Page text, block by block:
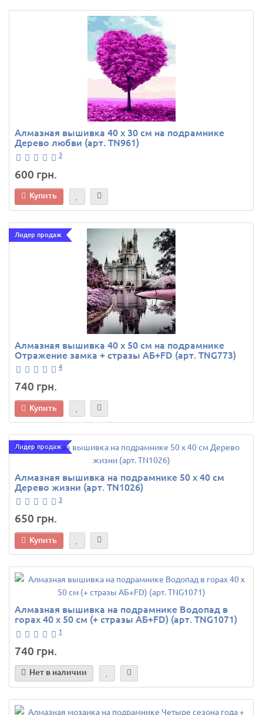
Алмазная вышивка 40 х 30 см на подрамнике
Дерево любви (арт. TN961)
3
600 грн.
Купить
Лидер продаж
Алмазная вышивка 40 х 50 см на подрамнике
Отражение замка + стразы АБ+FD (арт. TNG773)
4
740 грн.
Купить
Лидер продаж
Алмазная вышивка на подрамнике 50 х 40 см
Дерево жизни (арт. TN1026)
3
650 грн.
Купить
Алмазная вышивка на подрамнике Водопад в
горах 40 х 50 см (+ стразы АБ+FD) (арт. TNG1071)
1
740 грн.
Нет в наличии